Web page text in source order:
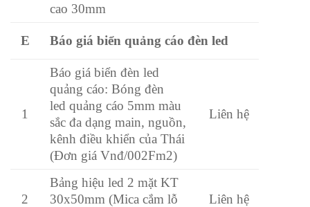
cao 30mm
E Báo giá biển quảng cáo đèn led
1
Báo giá biển đèn led
quảng cáo: Bóng đèn
led quảng cáo 5mm màu
sắc đa dạng main, nguồn,
kênh điều khiển của Thái
(Đơn giá Vnđ/002Fm2)
Liên hệ
2
Bảng hiệu led 2 mặt KT
30x50mm (Mica cắm lỗ
Liên hệ